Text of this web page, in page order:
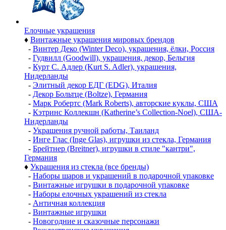
Елочные украшения
♦ Винтажные украшения мировых брендов
- Винтер Деко (Winter Deco), украшения, ёлки, Россия
- Гудвилл (Goodwill), украшения, декор, Бельгия
- Курт С. Адлер (Kurt S. Adler), украшения,
Нидерланды
- Элитный декор ЕДГ (EDG), Италия
- Декор Больтце (Boltze), Германия
- Марк Робертс (Mark Roberts), авторские куклы, США
- Кэтринс Коллекшн (Katherine’s Collection-Noel), США-
Нидерланды
- Украшения ручной работы, Таиланд
- Инге Глас (Inge Glas), игрушки из стекла, Германия
- Брейтнер (Breitner), игрушки в стиле "кантри",
Германия
♦ Украшения из стекла (все бренды)
- Наборы шаров и украшений в подарочной упаковке
- Винтажные игрушки в подарочной упаковке
- Наборы елочных украшений из стекла
- Античная коллекция
- Винтажные игрушки
- Новогодние и сказочные персонажи